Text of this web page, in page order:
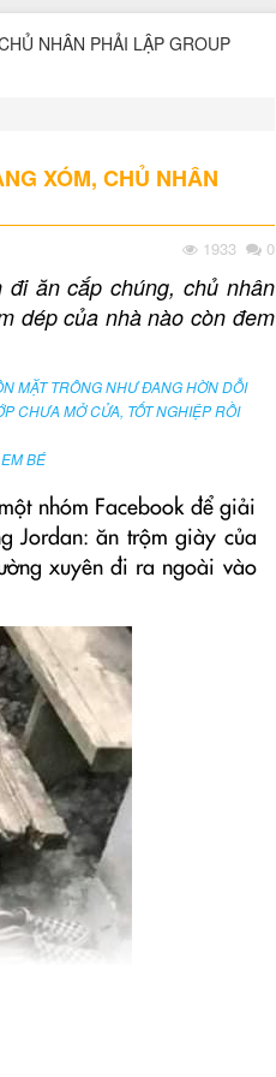
XÓM, CHỦ NHÂN
1933 0
ăn cắp chúng, chủ nhân
dép của nhà nào còn đem
MẶT TRÔNG NHƯ ĐANG HỜN DỖI
CHƯA MỞ CỬA, TỐT NGHIỆP RỒI
BÉ
nhóm Facebook để giải
Jordan: ăn trộm giày của
xuyên đi ra ngoài vào